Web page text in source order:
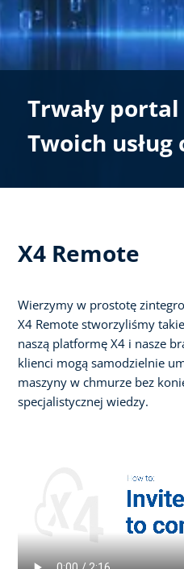
Trwały
Twoich
X4 Remote
Wierzymy w prostotę
X4 Remote stworzyliśmy
naszą platformę X4 i nasze
klienci mogą samodzielnie
maszyny w chmurze bez
specjalistycznej wiedzy.